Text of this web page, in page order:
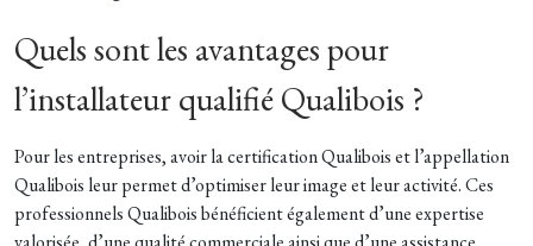
Quels sont les avantages pour
l’installateur qualifié Qualibois ?
Pour les entreprises, avoir la certification Qualibois et l’appellation
Qualibois leur permet d’optimiser leur image et leur activité. Ces
professionnels Qualibois bénéficient également d’une expertise